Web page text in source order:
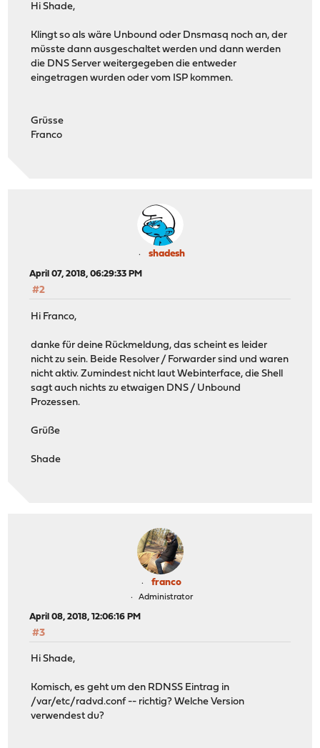
Hi Shade,
Klingt so als wäre Unbound oder Dnsmasq noch an, der
müsste dann ausgeschaltet werden und dann werden
die DNS Server weitergegeben die entweder
eingetragen wurden oder vom ISP kommen.
Grüsse
Franco
shadesh
April 07, 2018, 06:29:33 PM
#2
Hi Franco,
danke für deine Rückmeldung, das scheint es leider
nicht zu sein. Beide Resolver / Forwarder sind und waren
nicht aktiv. Zumindest nicht laut Webinterface, die Shell
sagt auch nichts zu etwaigen DNS / Unbound
Prozessen.
Grüße
Shade
franco
Administrator
April 08, 2018, 12:06:16 PM
#3
Hi Shade,
Komisch, es geht um den RDNSS Eintrag in
/var/etc/radvd.conf -- richtig? Welche Version
verwendest du?